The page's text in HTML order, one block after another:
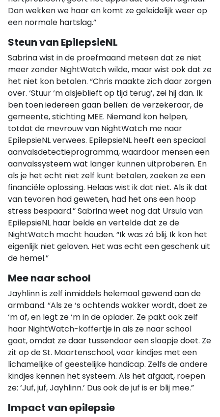
Dan wekken we haar en komt ze geleidelijk weer op
een normale hartslag.”
Steun van EpilepsieNL
Sabrina wist in de proefmaand meteen dat ze niet
meer zonder NightWatch wilde, maar wist ook dat ze
het niet kon betalen. “Chris maakte zich daar zorgen
over. ‘Stuur ‘m alsjeblieft op tijd terug’, zei hij dan. Ik
ben toen iedereen gaan bellen: de verzekeraar, de
gemeente, stichting MEE. Niemand kon helpen,
totdat de mevrouw van NightWatch me naar
EpilepsieNL verwees. EpilepsieNL heeft een speciaal
aanvalsdetectieprogramma, waardoor mensen een
aanvalssysteem wat langer kunnen uitproberen. En
als je het echt niet zelf kunt betalen, zoeken ze een
financiële oplossing. Helaas wist ik dat niet. Als ik dat
van tevoren had geweten, had het ons een hoop
stress bespaard.” Sabrina weet nog dat Ursula van
EpilepsieNL haar belde en vertelde dat ze de
NightWatch mocht houden. “Ik was zó blij. Ik kon het
eigenlijk niet geloven. Het was echt een geschenk uit
de hemel.”
Mee naar school
Jayhlinn is zelf inmiddels helemaal gewend aan de
armband. “Als ze ‘s ochtends wakker wordt, doet ze
‘m af, en legt ze ‘m in de oplader. Ze pakt ook zelf
haar NightWatch-koffertje in als ze naar school
gaat, omdat ze daar tussendoor een slaapje doet. Ze
zit op de St. Maartenschool, voor kindjes met een
lichamelijke of geestelijke handicap. Zelfs de andere
kindjes kennen het systeem. Als het afgaat, roepen
ze: ‘Juf, juf, Jayhlinn.’ Dus ook de juf is er blij mee.”
Impact van epilepsie